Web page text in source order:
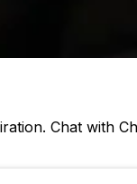
Chat with